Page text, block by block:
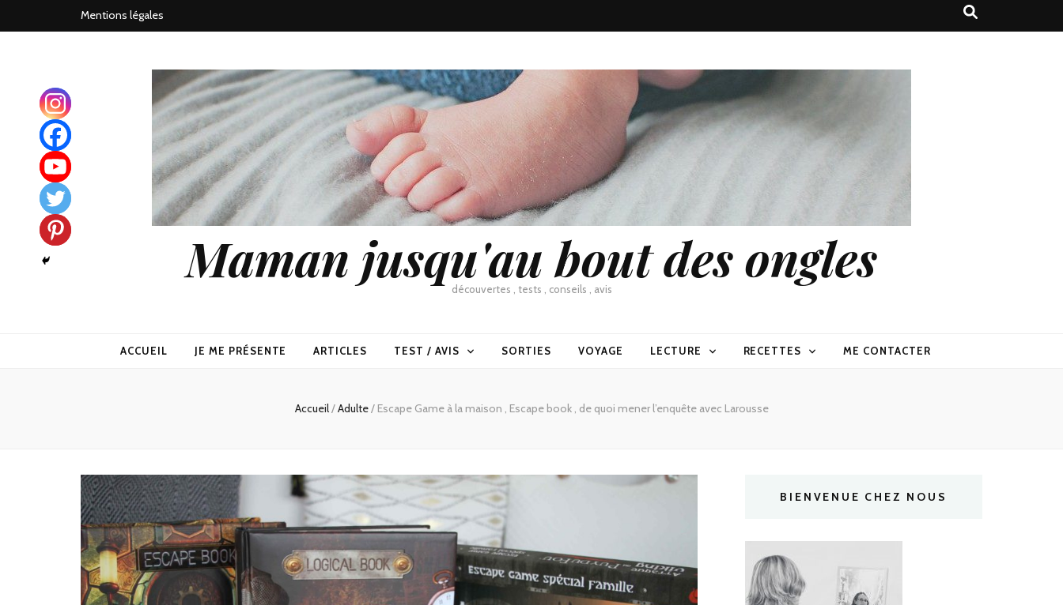
Mentions légales
Maman jusqu'au bout des ongles
découvertes , tests , conseils , avis
ACCUEIL JE ME PRÉSENTE ARTICLES TEST / AVIS SORTIES VOYAGE LECTURE RECETTES ME CONTACTER
Accueil/Adulte/ Escape Game à la maison , Escape book , de quoi mener l’enquête avec Larousse
BIENVENUE CHEZ NOUS